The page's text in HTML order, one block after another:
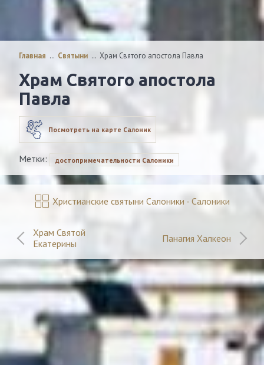
Главная … Святыни … Храм Святого апостола Павла
Храм Святого апостола
Павла
Посмотреть на карте Салоник
Метки: достопримечательности Салоники
Храм Святой
Екатерины
Христианские святыни Салоники - Салоники
Панагия Халкеон